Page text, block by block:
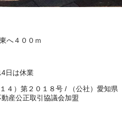
へ４００ｍ
日は休業
４）第２０１８号 /
（公社）愛知県
産公正取引協議会加盟